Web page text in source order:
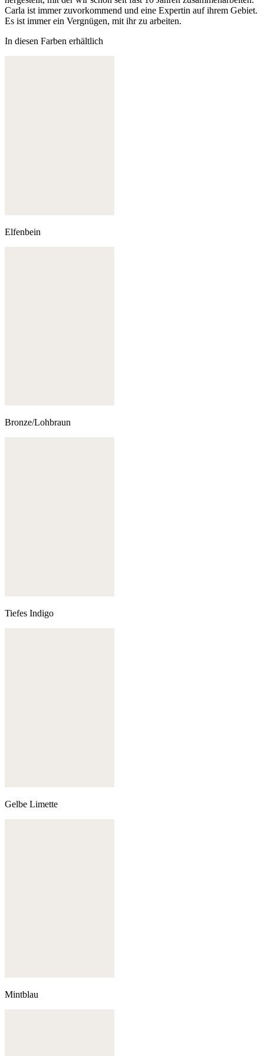
Carla ist immer zuvorkommend und eine Expertin auf ihrem Gebiet.
Es ist immer ein Vergnügen, mit ihr zu arbeiten.
In diesen Farben erhältlich
Elfenbein
Bronze/Lohbraun
Tiefes Indigo
Gelbe Limette
Mintblau